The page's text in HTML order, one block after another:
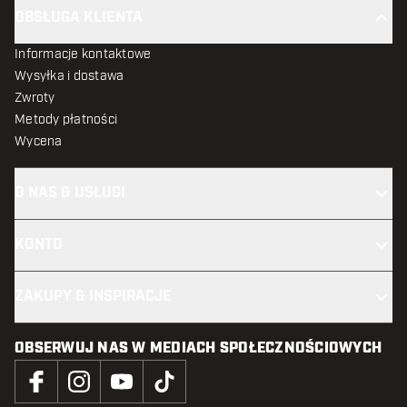
Informacje kontaktowe
Wysyłka i dostawa
Zwroty
Metody płatności
Wycena
OBSERWUJ NAS W MEDIACH SPOŁECZNOŚCIOWYCH